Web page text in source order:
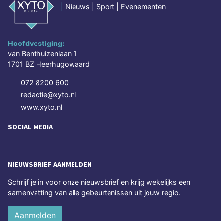
Nieuws | Sport | Evenementen
Hoofdvestiging:
van Benthuizenlaan 1
1701 BZ Heerhugowaard
072 8200 600
redactie@xyto.nl
www.xyto.nl
SOCIAL MEDIA
NIEUWSBRIEF AANMELDEN
Schrijf je in voor onze nieuwsbrief en krijg wekelijks een
samenvatting van alle gebeurtenissen uit jouw regio.
Aanmelden